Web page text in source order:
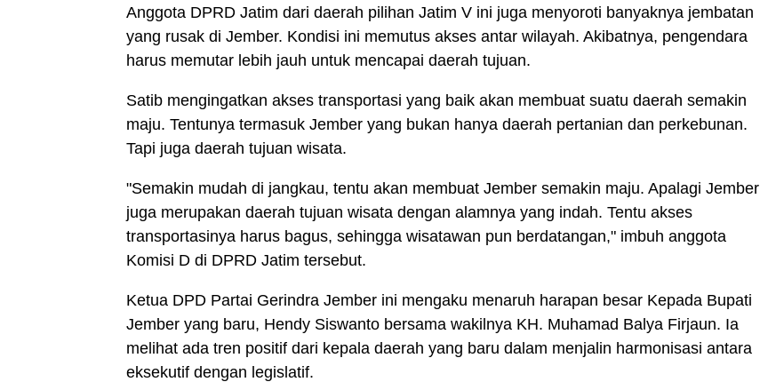
Anggota DPRD Jatim dari daerah pilihan Jatim V ini juga menyoroti banyaknya jembatan
yang rusak di Jember. Kondisi ini memutus akses antar wilayah. Akibatnya, pengendara
harus memutar lebih jauh untuk mencapai daerah tujuan.
Satib mengingatkan akses transportasi yang baik akan membuat suatu daerah semakin
maju. Tentunya termasuk Jember yang bukan hanya daerah pertanian dan perkebunan.
Tapi juga daerah tujuan wisata.
"Semakin mudah di jangkau, tentu akan membuat Jember semakin maju. Apalagi Jember
juga merupakan daerah tujuan wisata dengan alamnya yang indah. Tentu akses
transportasinya harus bagus, sehingga wisatawan pun berdatangan," imbuh anggota
Komisi D di DPRD Jatim tersebut.
Ketua DPD Partai Gerindra Jember ini mengaku menaruh harapan besar Kepada Bupati
Jember yang baru, Hendy Siswanto bersama wakilnya KH. Muhamad Balya Firjaun. Ia
melihat ada tren positif dari kepala daerah yang baru dalam menjalin harmonisasi antara
eksekutif dengan legislatif.